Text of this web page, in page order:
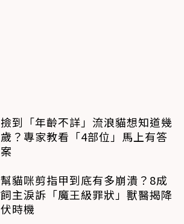
撿到「年齡不詳」流浪貓想知道幾
歲？專家教看「4部位」馬上有答
案
幫貓咪剪指甲到底有多崩潰？8成
飼主淚訴「魔王級罪狀」獸醫揭降
伏時機